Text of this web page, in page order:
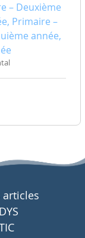
– Deuxième
Primaire –
année,
articles